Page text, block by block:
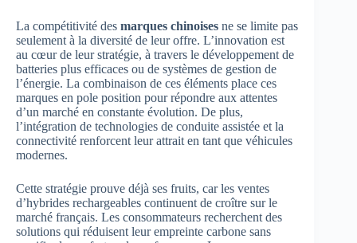
La compétitivité des marques chinoises ne se limite pas
seulement à la diversité de leur offre. L’innovation est
au cœur de leur stratégie, à travers le développement de
batteries plus efficaces ou de systèmes de gestion de
l’énergie. La combinaison de ces éléments place ces
marques en pole position pour répondre aux attentes
d’un marché en constante évolution. De plus,
l’intégration de technologies de conduite assistée et la
connectivité renforcent leur attrait en tant que véhicules
modernes.
Cette stratégie prouve déjà ses fruits, car les ventes
d’hybrides rechargeables continuent de croître sur le
marché français. Les consommateurs recherchent des
solutions qui réduisent leur empreinte carbone sans